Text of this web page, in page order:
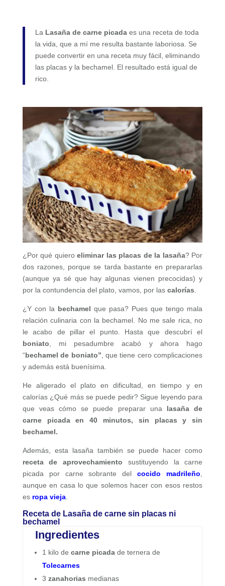
La Lasaña de carne picadaes una receta de toda
la vida, que a mí me resulta bastante laboriosa. Se
puede convertir en una receta muy fácil, eliminando
las placas y la bechamel. El resultado está igual de
rico.
¿Por qué quieroeliminar las placas de la lasaña? Por
dos razones, porque se tarda bastante en prepararlas
(aunque ya sé que hay algunas vienen precocidas) y
por la contundencia del plato, vamos, por las calorías
¿Y con la bechamel que pasa? Pues que tengo mala
relación culinaria con la bechamel. No me sale rica, no
le acabo de pillar el punto. Hasta que descubrí el
boniato , mi pesadumbre acabó y ahora hago
“bechamel de boniato” , que tiene cero complicaciones
y además está buenísima.
He aligerado el plato en dificultad, en tiempo y en
calorías ¿Qué más se puede pedir? Sigue leyendo para
que veas cómo se puede preparar una lasaña de
carne picada en 40 minutos, sin placas y sin
bechamel.
Además, esta lasaña también se puede hacer como
receta de aprovechamiento sustituyendo la carne
picada por carne sobrante delcocido madrileño
aunque en casa lo que solemos hacer con esos restos
es ropa vieja.
Receta de Lasaña de carne sin placas ni
bechamel
Ingredientes
1 kilo de carne picadade ternera de
Tolecarnes
3 zanahorias medianas